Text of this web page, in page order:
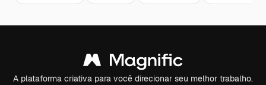
A plataforma criativa para você direcionar seu melhor trabalho.